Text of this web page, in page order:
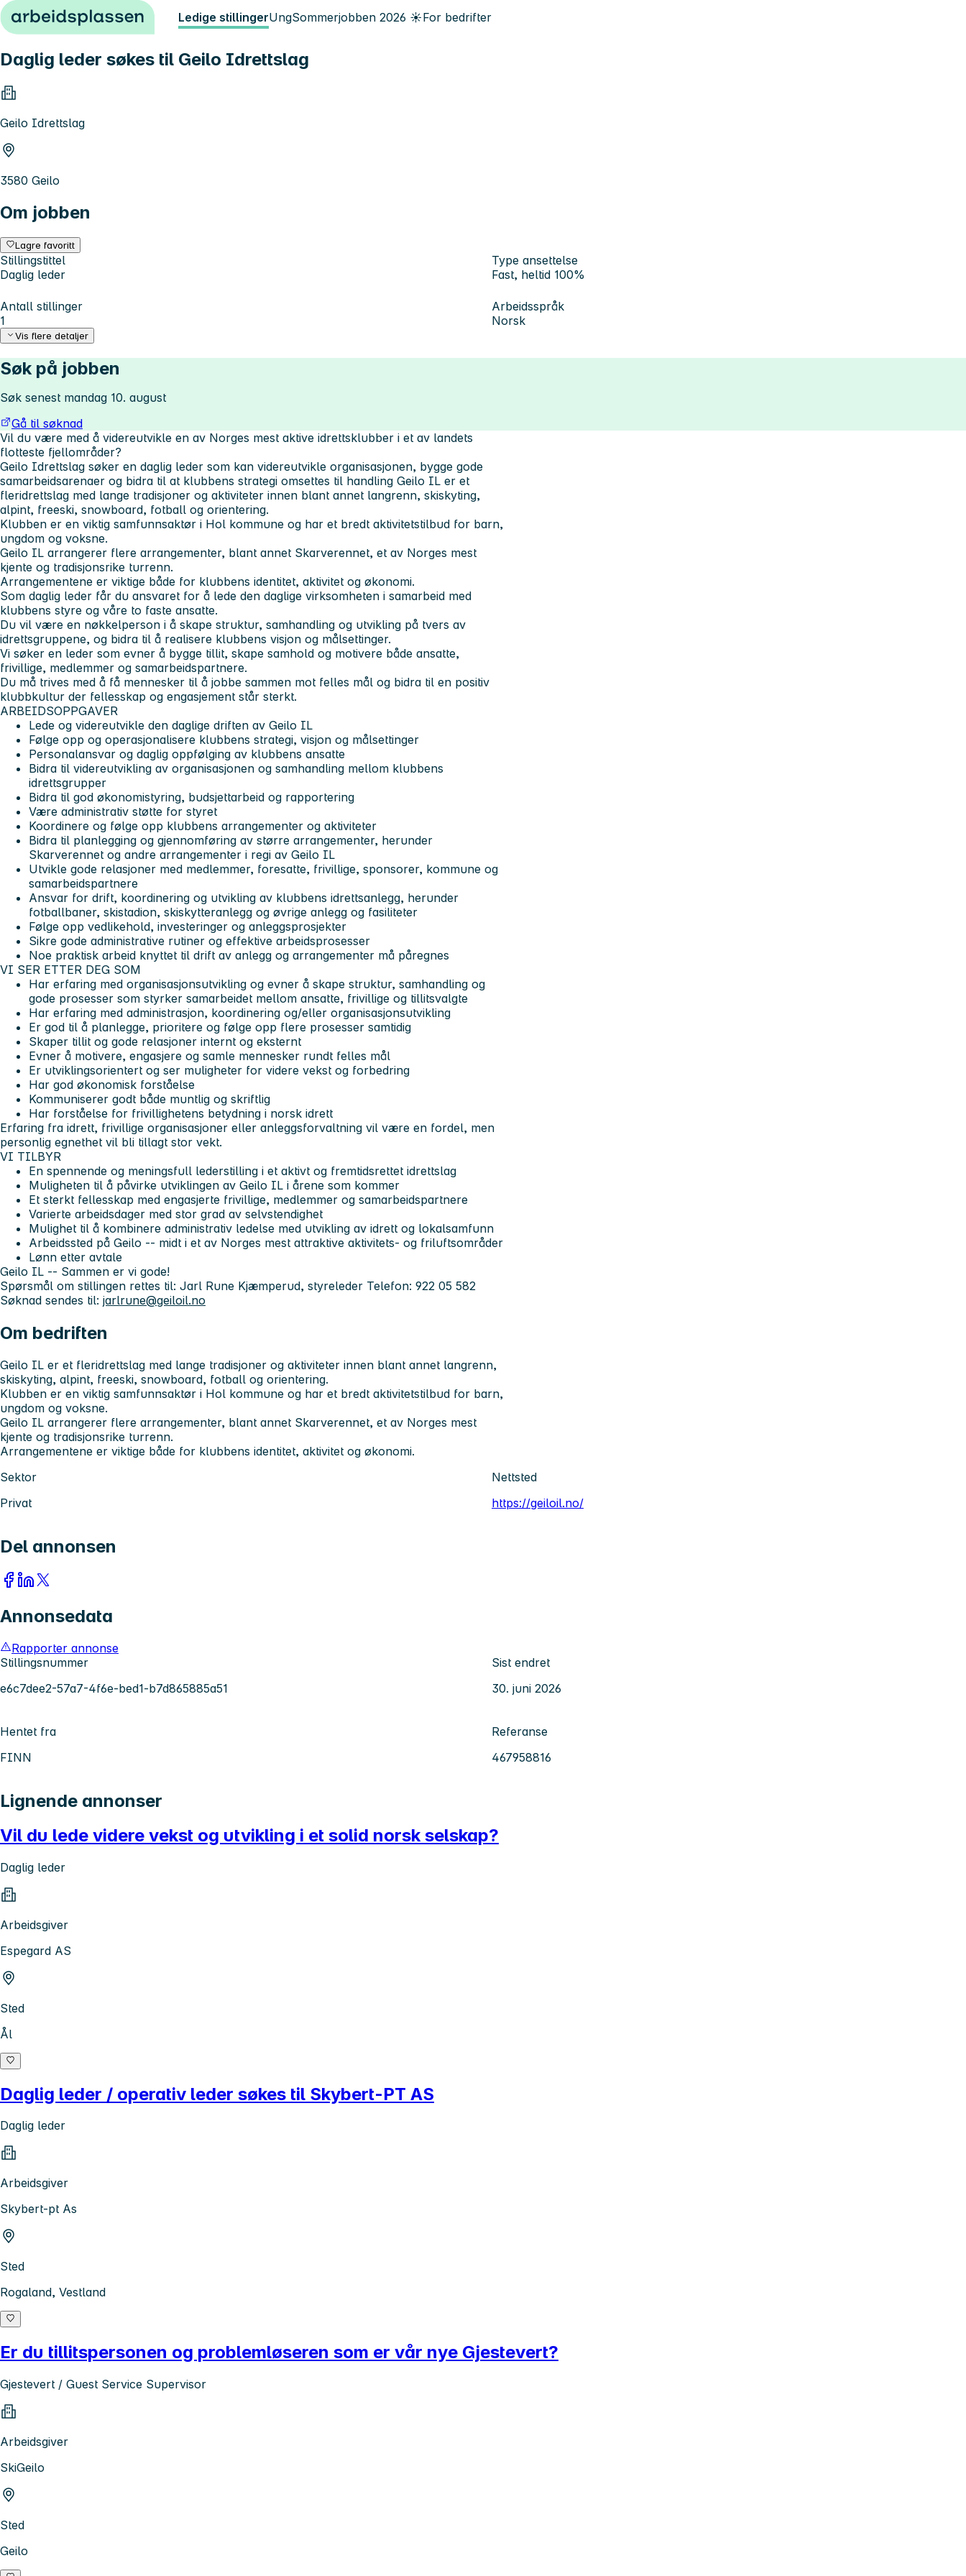
Hopp til innhold Ledige stillingerUngSommerjobben 2026 ☀️For bedrifter
Daglig leder søkes til Geilo Idrettslag
Geilo Idrettslag
3580 Geilo
Om jobben
Lagre favoritt
Stillingstittel
Daglig leder
Type ansettelse
Fast, heltid 100%
Antall stillinger
1
Arbeidsspråk
Norsk
Vis flere detaljer
Søk på jobben
Søk senest mandag 10. august
Gå til søknad
Vil du være med å videreutvikle en av Norges mest aktive idrettsklubber i et av landets
flotteste fjellområder?
Geilo Idrettslag søker en daglig leder som kan videreutvikle organisasjonen, bygge gode
samarbeidsarenaer og bidra til at klubbens strategi omsettes til handling Geilo IL er et
fleridrettslag med lange tradisjoner og aktiviteter innen blant annet langrenn, skiskyting,
alpint, freeski, snowboard, fotball og orientering.
Klubben er en viktig samfunnsaktør i Hol kommune og har et bredt aktivitetstilbud for barn,
ungdom og voksne.
Geilo IL arrangerer flere arrangementer, blant annet Skarverennet, et av Norges mest
kjente og tradisjonsrike turrenn.
Arrangementene er viktige både for klubbens identitet, aktivitet og økonomi.
Som daglig leder får du ansvaret for å lede den daglige virksomheten i samarbeid med
klubbens styre og våre to faste ansatte.
Du vil være en nøkkelperson i å skape struktur, samhandling og utvikling på tvers av
idrettsgruppene, og bidra til å realisere klubbens visjon og målsettinger.
Vi søker en leder som evner å bygge tillit, skape samhold og motivere både ansatte,
frivillige, medlemmer og samarbeidspartnere.
Du må trives med å få mennesker til å jobbe sammen mot felles mål og bidra til en positiv
klubbkultur der fellesskap og engasjement står sterkt.
ARBEIDSOPPGAVER
Lede og videreutvikle den daglige driften av Geilo IL
Følge opp og operasjonalisere klubbens strategi, visjon og målsettinger
Personalansvar og daglig oppfølging av klubbens ansatte
Bidra til videreutvikling av organisasjonen og samhandling mellom klubbens
idrettsgrupper
Bidra til god økonomistyring, budsjettarbeid og rapportering
Være administrativ støtte for styret
Koordinere og følge opp klubbens arrangementer og aktiviteter
Bidra til planlegging og gjennomføring av større arrangementer, herunder
Skarverennet og andre arrangementer i regi av Geilo IL
Utvikle gode relasjoner med medlemmer, foresatte, frivillige, sponsorer, kommune og
samarbeidspartnere
Ansvar for drift, koordinering og utvikling av klubbens idrettsanlegg, herunder
fotballbaner, skistadion, skiskytteranlegg og øvrige anlegg og fasiliteter
Følge opp vedlikehold, investeringer og anleggsprosjekter
Sikre gode administrative rutiner og effektive arbeidsprosesser
Noe praktisk arbeid knyttet til drift av anlegg og arrangementer må påregnes
VI SER ETTER DEG SOM
Har erfaring med organisasjonsutvikling og evner å skape struktur, samhandling og
gode prosesser som styrker samarbeidet mellom ansatte, frivillige og tillitsvalgte
Har erfaring med administrasjon, koordinering og/eller organisasjonsutvikling
Er god til å planlegge, prioritere og følge opp flere prosesser samtidig
Skaper tillit og gode relasjoner internt og eksternt
Evner å motivere, engasjere og samle mennesker rundt felles mål
Er utviklingsorientert og ser muligheter for videre vekst og forbedring
Har god økonomisk forståelse
Kommuniserer godt både muntlig og skriftlig
Har forståelse for frivillighetens betydning i norsk idrett
Erfaring fra idrett, frivillige organisasjoner eller anleggsforvaltning vil være en fordel, men
personlig egnethet vil bli tillagt stor vekt.
VI TILBYR
En spennende og meningsfull lederstilling i et aktivt og fremtidsrettet idrettslag
Muligheten til å påvirke utviklingen av Geilo IL i årene som kommer
Et sterkt fellesskap med engasjerte frivillige, medlemmer og samarbeidspartnere
Varierte arbeidsdager med stor grad av selvstendighet
Mulighet til å kombinere administrativ ledelse med utvikling av idrett og lokalsamfunn
Arbeidssted på Geilo -- midt i et av Norges mest attraktive aktivitets- og friluftsområder
Lønn etter avtale
Geilo IL -- Sammen er vi gode!
Spørsmål om stillingen rettes til: Jarl Rune Kjæmperud, styreleder Telefon: 922 05 582
Søknad sendes til: jarlrune@geiloil.no
Om bedriften
Geilo IL er et fleridrettslag med lange tradisjoner og aktiviteter innen blant annet langrenn,
skiskyting, alpint, freeski, snowboard, fotball og orientering.
Klubben er en viktig samfunnsaktør i Hol kommune og har et bredt aktivitetstilbud for barn,
ungdom og voksne.
Geilo IL arrangerer flere arrangementer, blant annet Skarverennet, et av Norges mest
kjente og tradisjonsrike turrenn.
Arrangementene er viktige både for klubbens identitet, aktivitet og økonomi.
Sektor
Privat
Nettsted
https://geiloil.no/
Del annonsen
Annonsedata
Rapporter annonse
Stillingsnummer
e6c7dee2-57a7-4f6e-bed1-b7d865885a51
Sist endret
30. juni 2026
Hentet fra
FINN
Referanse
467958816
Lignende annonser
Vil du lede videre vekst og utvikling i et solid norsk selskap?
Daglig leder
Arbeidsgiver
Espegard AS
Sted
Ål
Daglig leder / operativ leder søkes til Skybert-PT AS
Daglig leder
Arbeidsgiver
Skybert-pt As
Sted
Rogaland, Vestland
Er du tillitspersonen og problemløseren som er vår nye Gjestevert?
Gjestevert / Guest Service Supervisor
Arbeidsgiver
SkiGeilo
Sted
Geilo